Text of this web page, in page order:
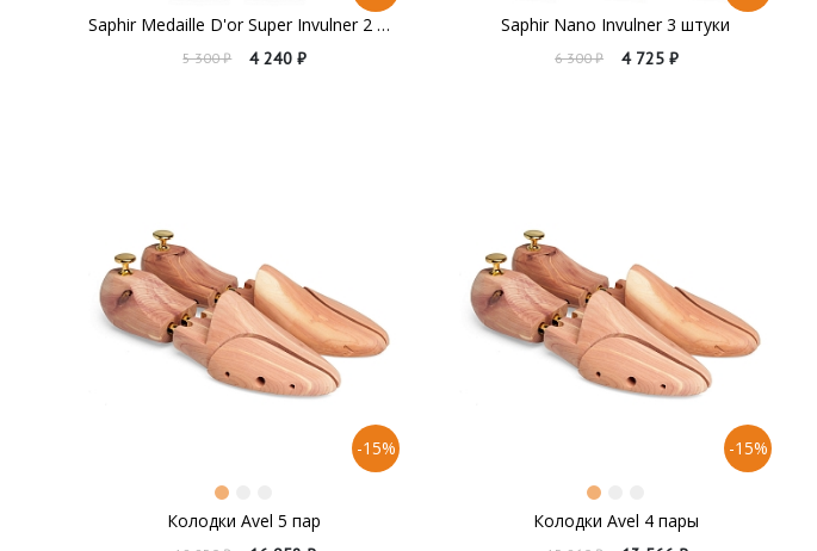
Saphir Medaille D'or Super Invulner 2 штуки
5 300 ₽ 4 240 ₽
Saphir Nano Invulner 3 штуки
6 300 ₽ 4 725 ₽
-15%
Колодки Avel 5 пар
-15%
Колодки Avel 4 пары